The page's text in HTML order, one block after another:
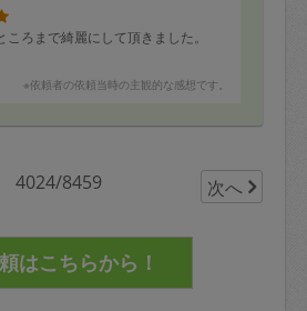
ろまで綺麗にして頂きました。
※依頼者の依頼当時の主観的な感想です。
4024/8459 次へ